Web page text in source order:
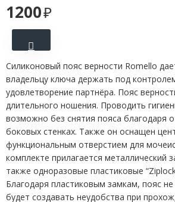
1200
Силиконовый пояс верности Romello
владельцу ключа держать под
удовлетворение партнёра. Пояс
длительного ношения. Проводить
возможно без снятия пояса благодаря
боковых стенках. Также он оснащен
функциональным отверстием для
комплекте прилагается металлический
также одноразовые пластиковые
Благодаря пластиковым замкам, пояс
будет создавать неудобства при